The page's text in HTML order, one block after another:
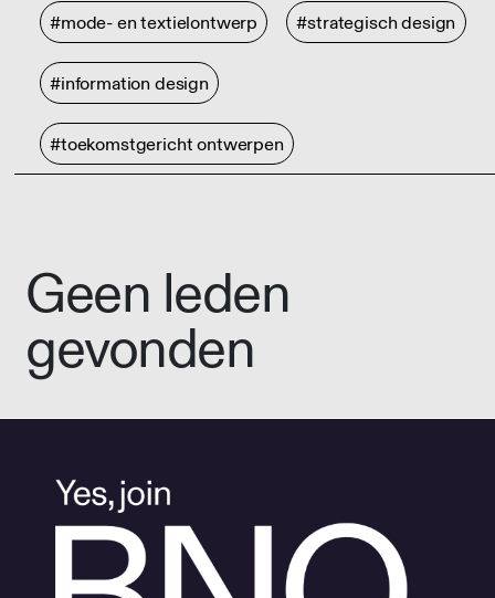
#mode- en textielontwerp #strategisch design
#information design
#toekomstgericht ontwerpen
Geen leden
gevonden